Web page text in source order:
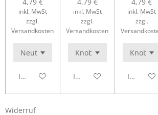
inkl. MwSt
zzgl.
Versandkosten
In den Warenkorb
inkl. MwSt
zzgl.
Versandkosten
In den Warenkorb
inkl. MwSt
zzgl.
In den
Widerruf